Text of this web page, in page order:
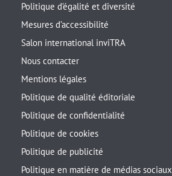
Politique d’égalité et diversité
Mesures d’accessibilité
Salon international inviTRA
Nous contacter
Mentions légales
Politique de qualité éditoriale
Politique de confidentialité
Politique de cookies
Politique de publicité
Politique en matière de médias sociaux